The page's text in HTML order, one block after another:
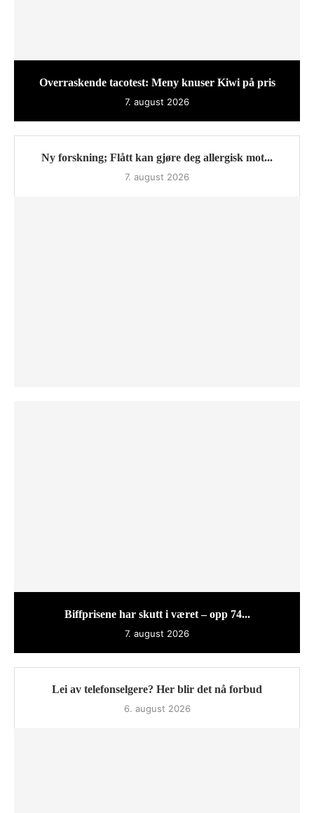
Overraskende tacotest: Meny knuser Kiwi på pris
7. august 2026
Ny forskning; Flått kan gjøre deg allergisk mot...
7. august 2026
Biffprisene har skutt i været – opp 74...
7. august 2026
Lei av telefonselgere? Her blir det nå forbud
6. august 2026